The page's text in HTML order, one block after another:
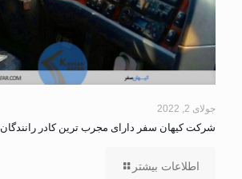
جولای 2, 2022
شرکت کیهان سفر دارای مجرب ترین کادر رانندگان
اطلاعات بیشتر